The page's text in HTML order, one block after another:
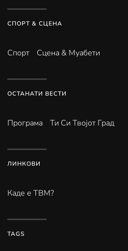
СПОРТ & СЦЕНА
Спорт Сцена & Муабети
ОСТАНАТИ ВЕСТИ
Програма Ти Си Твојот Град
ЛИНКОВИ
Каде е ТВМ?
TAGS